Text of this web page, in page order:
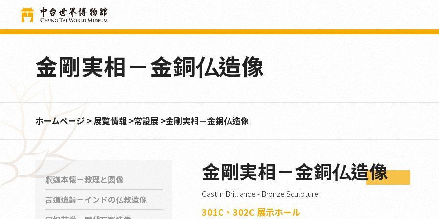
金剛実相－金銅仏造像
ホームページ 展覧情報 常設展 金剛実相－金銅仏造像
釈迦本懐－教理と図像
古道遺韻－インドの仏教造像
金剛実相－金銅仏造像
Cast in Brilliance - Bronze Sculpture
301C、302C 展示ホール
クッキー利用の管理について